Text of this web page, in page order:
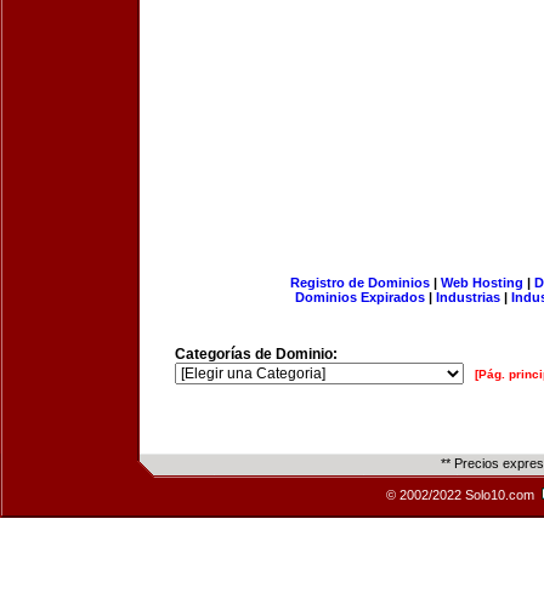
Registro de Dominios| Web Hosting |
Dominios Expirados | Industrias |
Categorías de Dominio:
[Pág.
** Precios
© 2002/2022 Solo10.com